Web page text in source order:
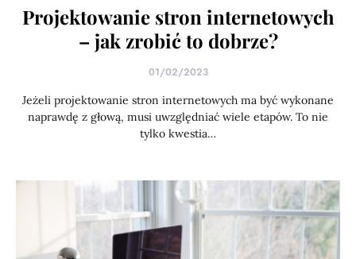
Projektowanie stron internetowych
– jak zrobić to dobrze?
01/02/2023
Jeżeli projektowanie stron internetowych ma być wykonane
naprawdę z głową, musi uwzględniać wiele etapów. To nie
tylko kwestia…